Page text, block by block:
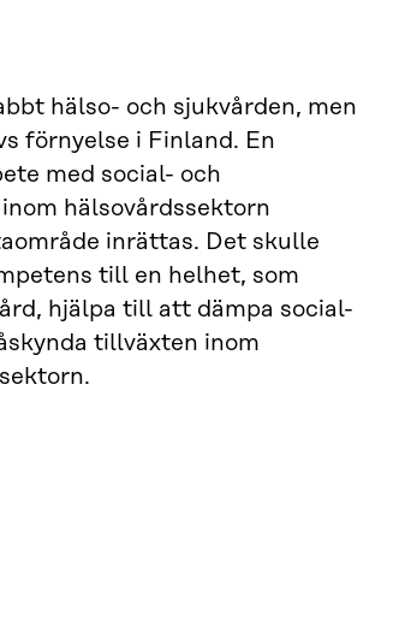
hälso- och sjukvården, men
förnyelse i Finland. En
med social- och
hälsovårdssektorn
inrättas. Det skulle
till en helhet, som
hjälpa till att dämpa social-
tillväxten inom